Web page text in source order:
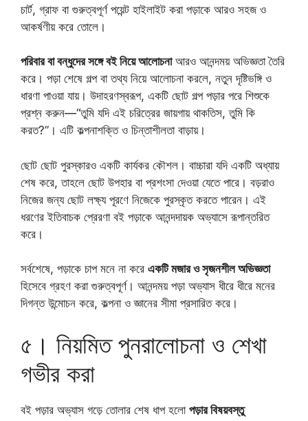
চার্ট, গ্রাফ বা গুরুত্বপূর্ণ পয়েন্ট হাইলাইট করা পড়াকে আরও সহজ ও
আকর্ষণীয় করে তোলে।
পরিবার বা বন্ধুদের সঙ্গে বই নিয়ে আলোচনাআরও আনন্দময় অভিজ্ঞতা তৈরি
করে। পড়া শেষে গল্প বা তথ্য নিয়ে আলোচনা করলে, নতুন দৃষ্টিভঙ্গি ও
ধারণা পাওয়া যায়। উদাহরণস্বরূপ, একটি ছোট গল্প পড়ার পরে শিশুকে
প্রশ্ন করুন—“তুমি যদি এই চরিত্রের জায়গায় থাকতিস, তুমি কি
করত?”। এটি কল্পনাশক্তি ও চিন্তাশীলতা বাড়ায়।
ছোট ছোট পুরস্কারও একটি কার্যকর কৌশল। বাচ্চারা যদি একটি অধ্যায়
শেষ করে, তাহলে ছোট উপহার বা প্রশংসা দেওয়া যেতে পারে। বড়রাও
নিজের জন্য ছোট লক্ষ্য পূরণে নিজেকে পুরস্কৃত করতে পারেন। এই
ধরণের ইতিবাচক প্রেরণা বই পড়াকে আনন্দদায়ক অভ্যাসে রূপান্তরিত
করে।
সর্বশেষে, পড়াকে চাপ মনে না করে একটি মজার ও সৃজনশীল অভিজ্ঞতা
হিসেবে গ্রহণ করা গুরুত্বপূর্ণ। আনন্দময় পড়া অভ্যাস ধীরে ধীরে মনের
দিগন্ত উন্মোচন করে, কল্পনা ও জ্ঞানের সীমা প্রসারিত করে।
৫। নিয়মিত পুনরালোচনা ও শেখা
গভীর করা
বই পড়ার অভ্যাস গড়ে তোলার শেষ ধাপ হলো পড়ার বিষয়বস্তু